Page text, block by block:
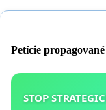
Petície
STOP